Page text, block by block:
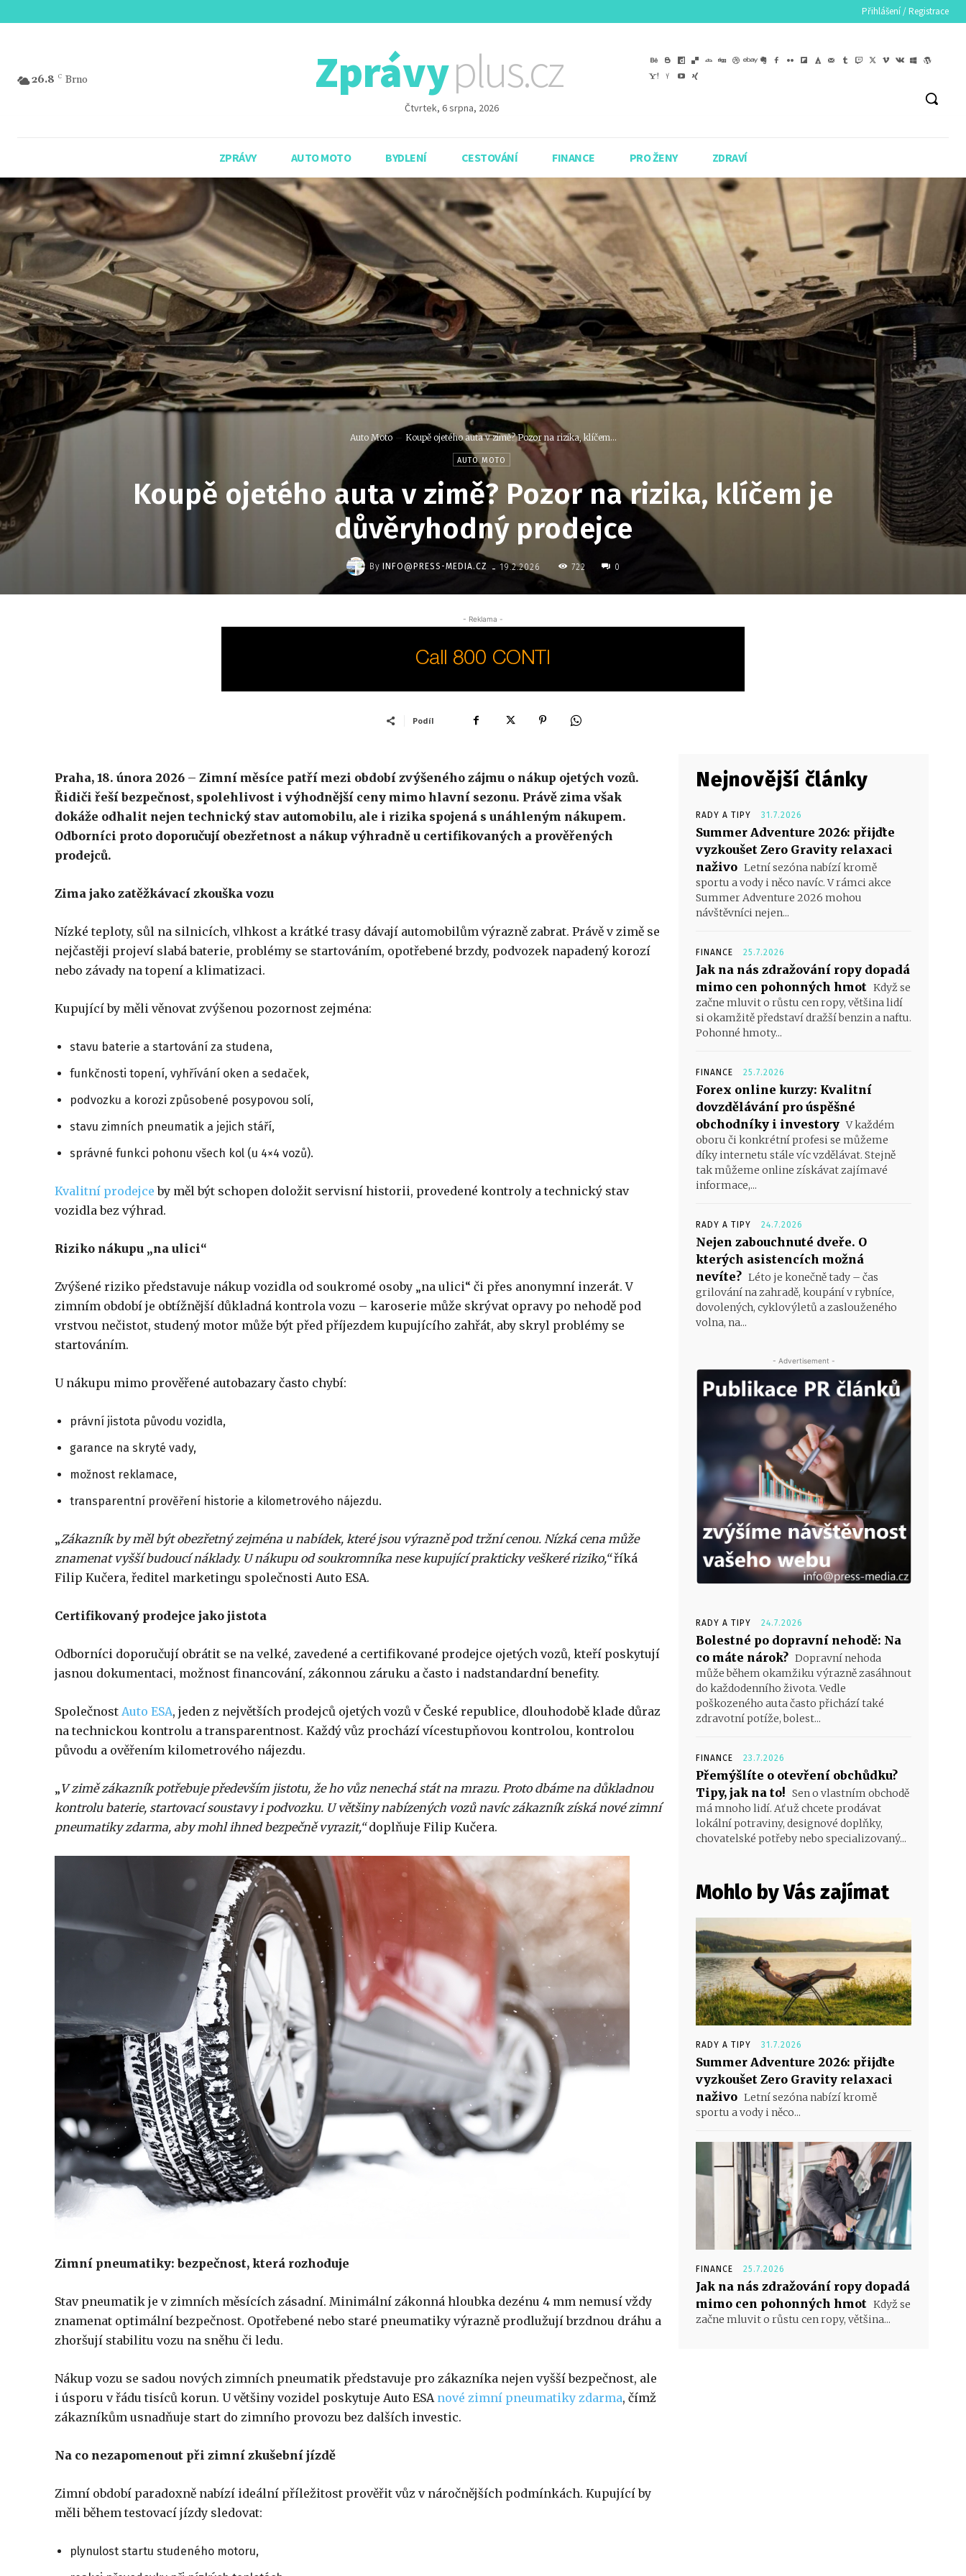
Přihlášení / Registrace
26.8 C Brno Zprávyplus.cz
Čtvrtek, 6 srpna, 2026
ZPRÁVY AUTO MOTO BYDLENÍ CESTOVÁNÍ FINANCE PRO ŽENY ZDRAVÍ
Auto Moto Koupě ojetého auta v zimě? Pozor na rizika, klíčem...
AUTO MOTO
Koupě ojetého auta v zimě? Pozor na rizika, klíčem je
důvěryhodný prodejce
By INFO@PRESS-MEDIA.CZ - 19.2.2026 722 0
- Reklama -
Podíl
Praha, 18. února 2026 – Zimní měsíce patří mezi období zvýšeného zájmu o nákup ojetých vozů.
Řidiči řeší bezpečnost, spolehlivost i výhodnější ceny mimo hlavní sezonu. Právě zima však
dokáže odhalit nejen technický stav automobilu, ale i rizika spojená s unáhleným nákupem.
Odborníci proto doporučují obezřetnost a nákup výhradně u certifikovaných a prověřených
prodejců.
Zima jako zatěžkávací zkouška vozu
Nízké teploty, sůl na silnicích, vlhkost a krátké trasy dávají automobilům výrazně zabrat. Právě v zimě se
nejčastěji projeví slabá baterie, problémy se startováním, opotřebené brzdy, podvozek napadený korozí
nebo závady na topení a klimatizaci.
Kupující by měli věnovat zvýšenou pozornost zejména:
stavu baterie a startování za studena,
funkčnosti topení, vyhřívání oken a sedaček,
podvozku a korozi způsobené posypovou solí,
stavu zimních pneumatik a jejich stáří,
správné funkci pohonu všech kol (u 4×4 vozů).
Kvalitní prodejce by měl být schopen doložit servisní historii, provedené kontroly a technický stav
vozidla bez výhrad.
Riziko nákupu „na ulici“
Zvýšené riziko představuje nákup vozidla od soukromé osoby „na ulici“ či přes anonymní inzerát. V
zimním období je obtížnější důkladná kontrola vozu – karoserie může skrývat opravy po nehodě pod
vrstvou nečistot, studený motor může být před příjezdem kupujícího zahřát, aby skryl problémy se
startováním.
U nákupu mimo prověřené autobazary často chybí:
právní jistota původu vozidla,
garance na skryté vady,
možnost reklamace,
transparentní prověření historie a kilometrového nájezdu.
„Zákazník by měl být obezřetný zejména u nabídek, které jsou výrazně pod tržní cenou. Nízká cena může
znamenat vyšší budoucí náklady. U nákupu od soukromníka nese kupující prakticky veškeré riziko,“říká
Filip Kučera, ředitel marketingu společnosti Auto ESA.
Certifikovaný prodejce jako jistota
Odborníci doporučují obrátit se na velké, zavedené a certifikované prodejce ojetých vozů, kteří poskytují
jasnou dokumentaci, možnost financování, zákonnou záruku a často i nadstandardní benefity.
Společnost Auto ESA, jeden z největších prodejců ojetých vozů v České republice, dlouhodobě klade důraz
na technickou kontrolu a transparentnost. Každý vůz prochází vícestupňovou kontrolou, kontrolou
původu a ověřením kilometrového nájezdu.
„V zimě zákazník potřebuje především jistotu, že ho vůz nenechá stát na mrazu. Proto dbáme na důkladnou
kontrolu baterie, startovací soustavy i podvozku. U většiny nabízených vozů navíc zákazník získá nové zimní
pneumatiky zdarma, aby mohl ihned bezpečně vyrazit,“doplňuje Filip Kučera.
Zimní pneumatiky: bezpečnost, která rozhoduje
Stav pneumatik je v zimních měsících zásadní. Minimální zákonná hloubka dezénu 4 mm nemusí vždy
znamenat optimální bezpečnost. Opotřebené nebo staré pneumatiky výrazně prodlužují brzdnou dráhu a
zhoršují stabilitu vozu na sněhu či ledu.
Nákup vozu se sadou nových zimních pneumatik představuje pro zákazníka nejen vyšší bezpečnost, ale
i úsporu v řádu tisíců korun. U většiny vozidel poskytuje Auto ESA nové zimní pneumatiky zdarma, čímž
zákazníkům usnadňuje start do zimního provozu bez dalších investic.
Na co nezapomenout při zimní zkušební jízdě
Zimní období paradoxně nabízí ideální příležitost prověřit vůz v náročnějších podmínkách. Kupující by
měli během testovací jízdy sledovat:
plynulost startu studeného motoru,
Nejnovější články
RADY A TIPY 31.7.2026
Summer Adventure 2026: přijďte
vyzkoušet Zero Gravity relaxaci
naživo Letní sezóna nabízí kromě
sportu a vody i něco navíc. V rámci akce
Summer Adventure 2026 mohou
návštěvníci nejen...
FINANCE 25.7.2026
Jak na nás zdražování ropy dopadá
mimo cen pohonných hmot Když se
začne mluvit o růstu cen ropy, většina lidí
si okamžitě představí dražší benzin a naftu.
Pohonné hmoty...
FINANCE 25.7.2026
Forex online kurzy: Kvalitní
dovzdělávání pro úspěšné
obchodníky i investory V každém
oboru či konkrétní profesi se můžeme
díky internetu stále víc vzdělávat. Stejně
tak můžeme online získávat zajímavé
informace,...
RADY A TIPY 24.7.2026
Nejen zabouchnuté dveře. O
kterých asistencích možná
nevíte? Léto je konečně tady – čas
grilování na zahradě, koupání v rybníce,
dovolených, cyklovýletů a zaslouženého
volna, na...
- Advertisement -
RADY A TIPY 24.7.2026
Bolestné po dopravní nehodě: Na
co máte nárok? Dopravní nehoda
může během okamžiku výrazně zasáhnout
do každodenního života. Vedle
poškozeného auta často přichází také
zdravotní potíže, bolest...
FINANCE 23.7.2026
Přemýšlíte o otevření obchůdku?
Tipy, jak na to! Sen o vlastním obchodě
má mnoho lidí. Ať už chcete prodávat
lokální potraviny, designové doplňky,
chovatelské potřeby nebo specializovaný...
Mohlo by Vás zajímat
RADY A TIPY 31.7.2026
Summer Adventure 2026: přijďte
vyzkoušet Zero Gravity relaxaci
naživo Letní sezóna nabízí kromě
sportu a vody i něco...
FINANCE 25.7.2026
Jak na nás zdražování ropy dopadá
mimo cen pohonných hmot Když se
začne mluvit o růstu cen ropy, většina...